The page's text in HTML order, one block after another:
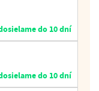
do 10 dní
do 10 dní